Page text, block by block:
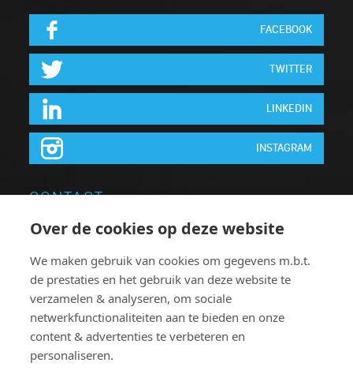
FACEBOOK
TWITTER
LINKEDIN
INSTAGRAM
CONTACT
Neon Elite nv
Brugsesteenweg 64
8740 Pittem
T:+32 051.46 62 63
F: +32 051.46 78 38
Over de cookies op deze website
We maken gebruik van cookies om gegevens m.b.t.
de prestaties en het gebruik van deze website te
verzamelen & analyseren, om sociale
netwerkfunctionaliteiten aan te bieden en onze
content & advertenties te verbeteren en
personaliseren.